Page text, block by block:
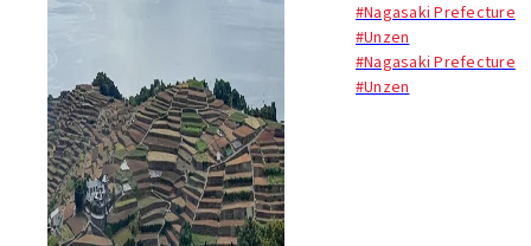
の雲仙に、食を追求する関東
からの移住者たちがつくった
ユニークな場所があると聞い
て行ってきました（2021年7
#Nagasaki Prefecture
#Unzen
#Nagasaki Prefecture
#Unzen